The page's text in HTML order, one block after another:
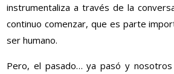
instrumentaliza a través de la
continuo comenzar, que es parte
ser humano.
Pero, el pasado… ya pasó y